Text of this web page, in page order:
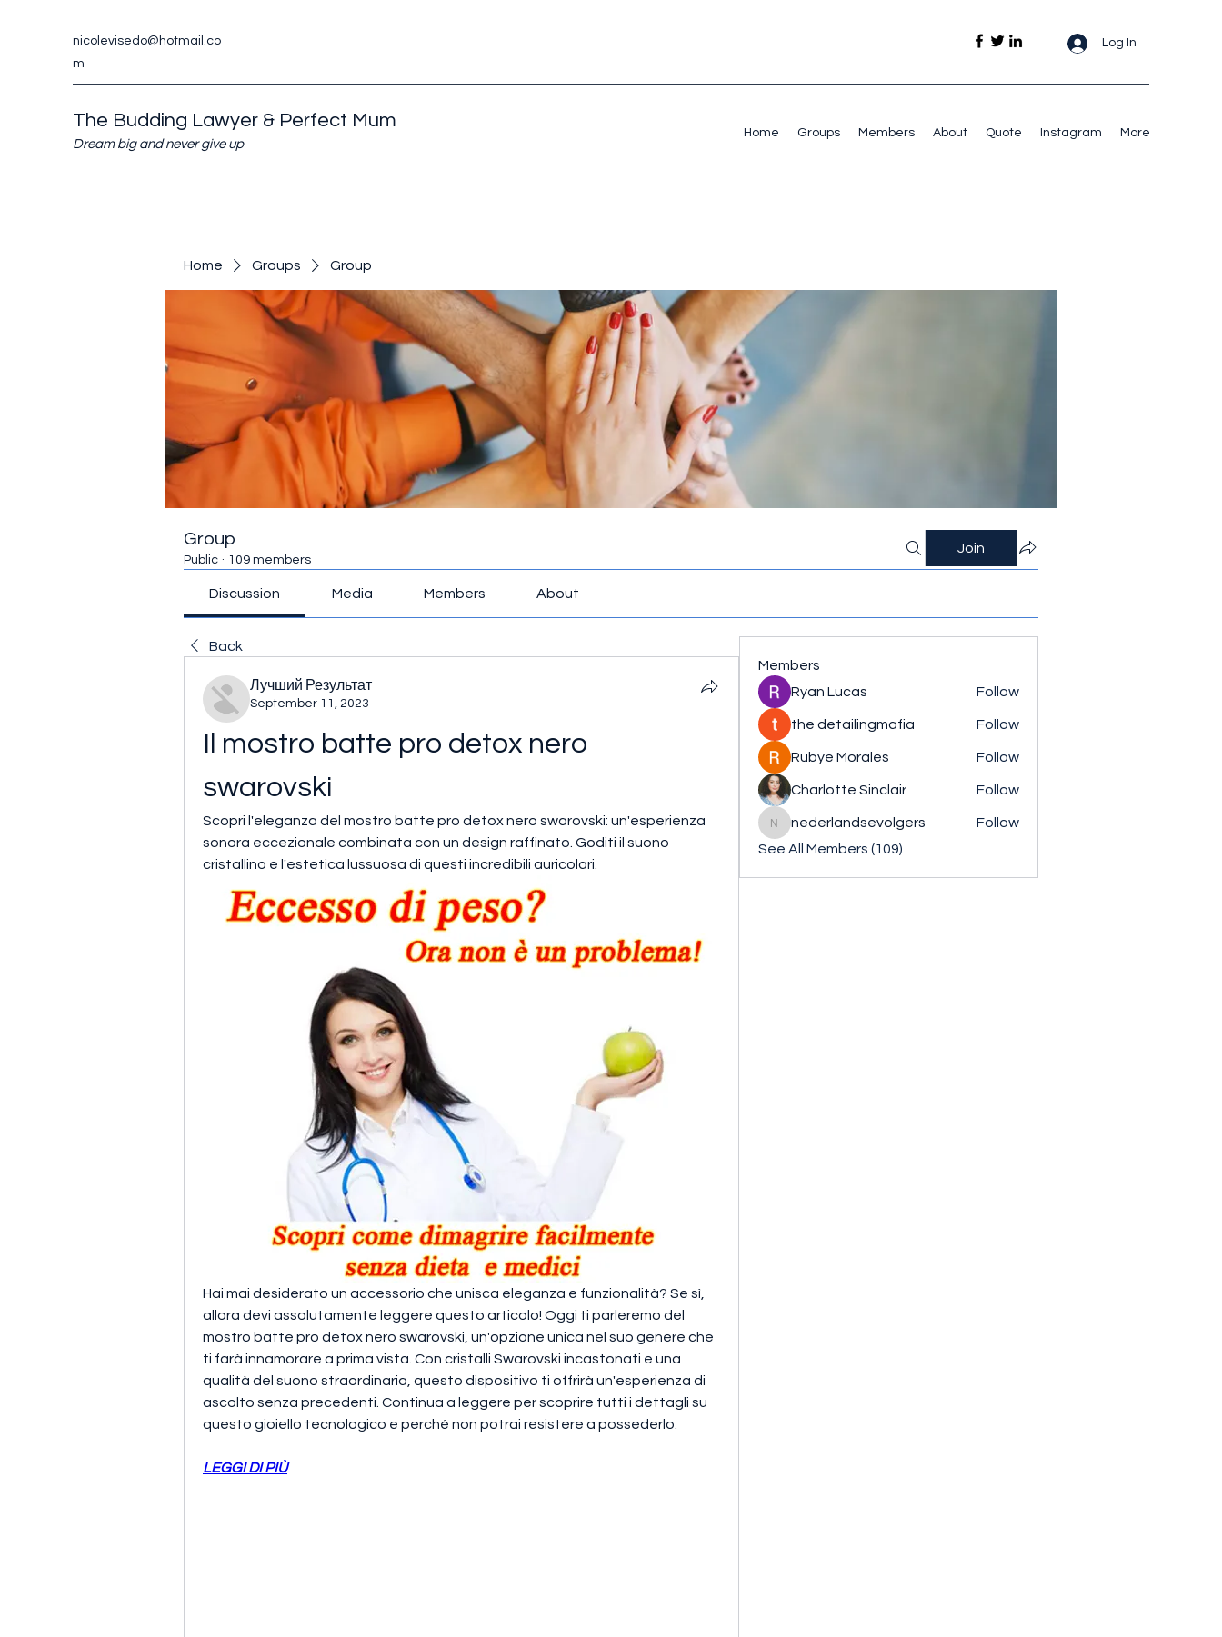
nicolevisedo@hotmail.co
m
Log In
The Budding Lawyer & Perfect Mum
Dream big and never give up
Home Groups Members About Quote Instagram More
Home Groups Group
Group
Public · 109 members
Join
Discussion Media Members About
Back
Лучший Результат
September 11, 2023
Il mostro batte pro detox nero
swarovski
Scopri l'eleganza del mostro batte pro detox nero swarovski: un'esperienza
sonora eccezionale combinata con un design raffinato. Goditi il suono
cristallino e l'estetica lussuosa di questi incredibili auricolari.
Hai mai desiderato un accessorio che unisca eleganza e funzionalità? Se sì,
allora devi assolutamente leggere questo articolo! Oggi ti parleremo del
mostro batte pro detox nero swarovski, un'opzione unica nel suo genere che
ti farà innamorare a prima vista. Con cristalli Swarovski incastonati e una
qualità del suono straordinaria, questo dispositivo ti offrirà un'esperienza di
ascolto senza precedenti. Continua a leggere per scoprire tutti i dettagli su
questo gioiello tecnologico e perché non potrai resistere a possederlo.
LEGGI DI PIÙ
Members
Ryan Lucas
Follow
the detailingmafia Follow
Rubye Morales Follow
Charlotte Sinclair Follow
nederlandsevolgers
nederlandsevolgers
Follow
See All Members (109)